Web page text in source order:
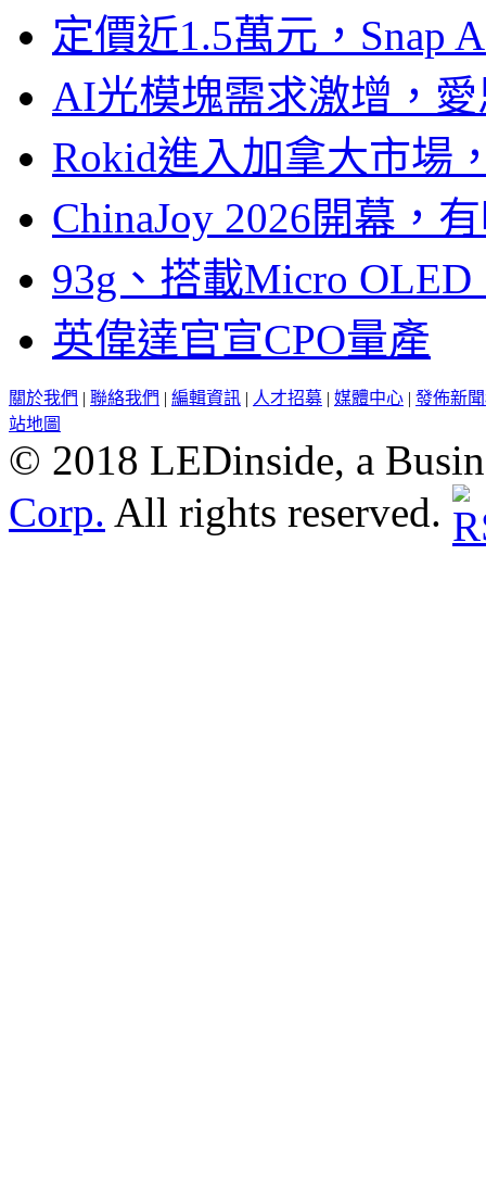
定價近1.5萬元，Snap
AI光模塊需求激增，
Rokid進入加拿大市場
ChinaJoy 2026開幕，
93g、搭載Micro
英偉達官宣CPO量產
關於我們 | 聯絡我們 | 編輯資訊 | 人才招募 | 媒體中心 | 發佈新
站地圖
© 2018 LEDinside, a
Corp. All rights reserved.